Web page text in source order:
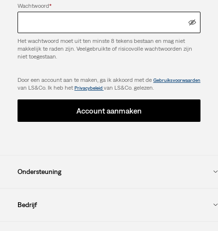
Wachtwoord*
Het wachtwoord moet uit ten minste 8 tekens bestaan en mag niet
makkelijk te raden zijn. Veelgebruikte of risicovolle wachtwoorden zijn
niet toegestaan.
Door een account aan te maken, ga ik akkoord met de Gebruiksvoorwaarden
van LS&Co. Ik heb hetPrivacybeleid van LS&Co. gelezen.
Account aanmaken
Ondersteuning
Bedrijf